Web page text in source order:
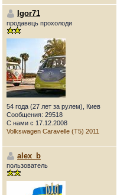
Igor71
продавець прохолоди
54 года (27 лет за рулем), Киев
Сообщения: 29518
С нами с 17.12.2008
Volkswagen Caravelle (T5) 2011
alex_b
пользователь